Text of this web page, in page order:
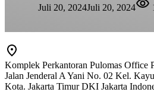
Juli 20, 2024Juli 20, 2024
Komplek Perkantoran Pulomas Office
Jalan Jenderal A Yani No. 02 Kel.
Kota. Jakarta Timur DKI Jakarta